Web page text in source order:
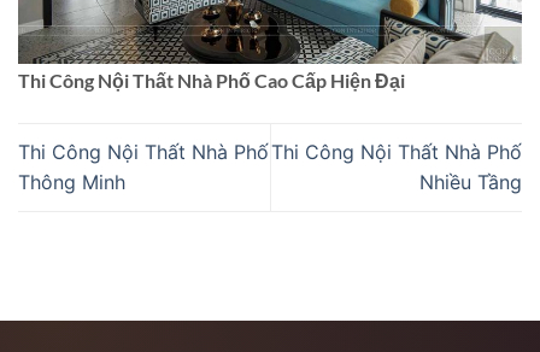
Thi Công Nội Thất Nhà Phố Cao Cấp Hiện Đại
Thi Công Nội Thất Nhà Phố
Thông Minh
Thi Công Nội Thất Nhà Phố
Nhiều Tầng